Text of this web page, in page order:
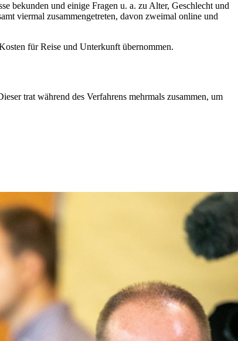
bekunden und einige Fragen u. a. zu Alter, Geschlecht und
viermal zusammengetreten, davon zweimal online und
für Reise und Unterkunft übernommen.
trat während des Verfahrens mehrmals zusammen, um